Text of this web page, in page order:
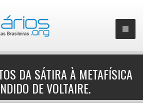
DA SÁTIRA À METAFÍSICA
DE VOLTAIRE.